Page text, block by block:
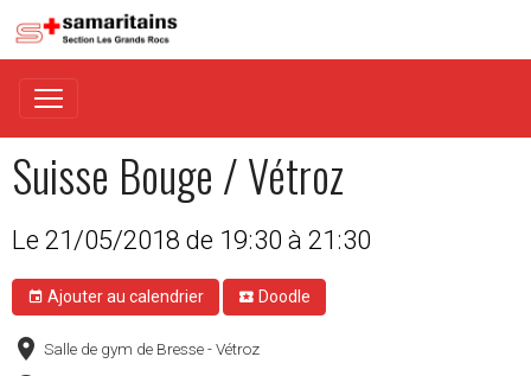
Suisse Bouge / Vétroz
Le 21/05/2018 de 19:30 à 21:30
Ajouter au calendrier Doodle
Salle de gym de Bresse - Vétroz